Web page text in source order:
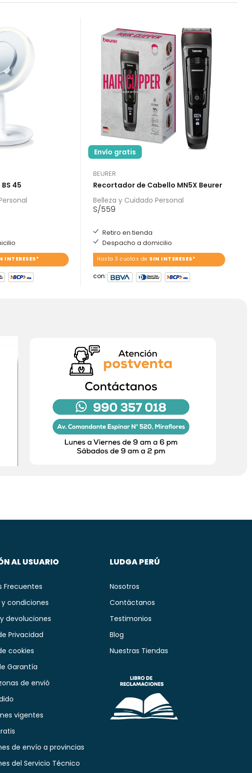
45
INTERESES*
Envío gratis
BEURER
Recortador de Cabello MN5X Beurer
Belleza y Cuidado Personal
S/559
Retiro en tienda
Despacho a domicilio
Hasta 3 cuotas de SIN INTERESES*
con:
AL USUARIO
Frecuentes
condiciones
devoluciones
Privacidad
cookies
Garantía
de envió
vigentes
de envío a provincias
del Servicio Técnico
LUDGA PERÚ
Nosotros
Contáctanos
Testimonios
Blog
Nuestras Tiendas